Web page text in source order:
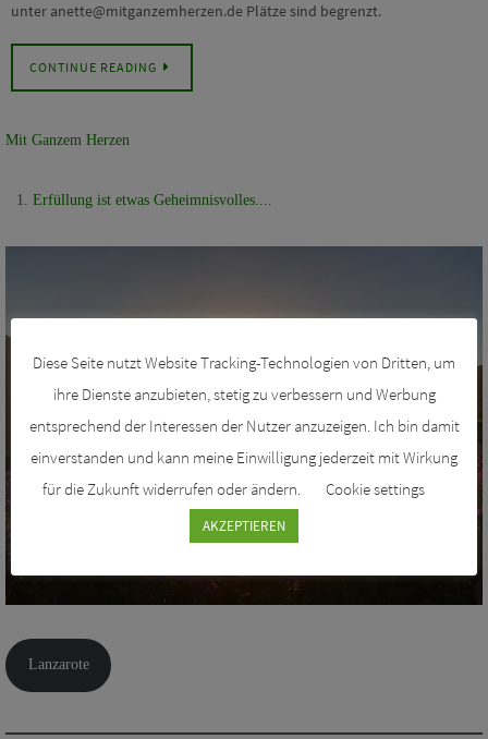
unter anette@mitganzemherzen.de Plätze sind begrenzt.
CONTINUE READING
Mit Ganzem Herzen
Erfüllung ist etwas Geheimnisvolles....
Lanzarote
Diese Seite nutzt Website Tracking-Technologien von Dritten, um
ihre Dienste anzubieten, stetig zu verbessern und Werbung
entsprechend der Interessen der Nutzer anzuzeigen. Ich bin damit
einverstanden und kann meine Einwilligung jederzeit mit Wirkung
für die Zukunft widerrufen oder ändern.
Cookie settings
AKZEPTIEREN